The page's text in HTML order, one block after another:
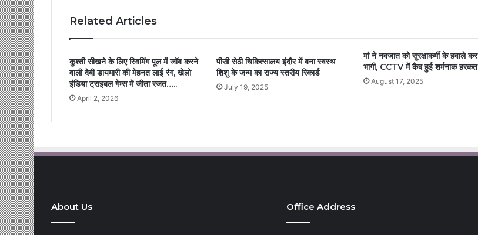
Related Articles
कुश्ती सीखने के लिए स्विमिंग पूल में जॉब करने
वाली देबी डायमारी की मेहनत लाई रंग, खेलो
इंडिया ट्राइबल गेम्स में जीता रजत…..
April 2, 2026
पीसी सेठी चिकित्सालय इंदौर में बना स्वस्थ
शिशु के जन्म का राज्य स्तरीय रिकार्ड
July 19, 2025
मां ने नवजात को सुरक्षाकर्मी के हवाले कर
भागी, CCTV में कैद हुई शर्मनाक हरकत
August 17, 2025
About Us Office Address